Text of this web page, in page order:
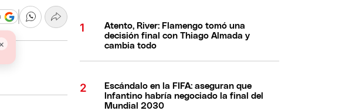
×
Atento, River: Flamengo tomó una
decisión final con Thiago Almada y
cambia todo
Escándalo en la FIFA: aseguran que
Infantino habría negociado la final del
Mundial 2030